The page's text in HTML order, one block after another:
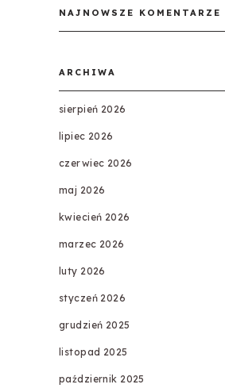
NAJNOWSZE KOMENTARZE
ARCHIWA
sierpień 2026
lipiec 2026
czerwiec 2026
maj 2026
kwiecień 2026
marzec 2026
luty 2026
styczeń 2026
grudzień 2025
listopad 2025
październik 2025